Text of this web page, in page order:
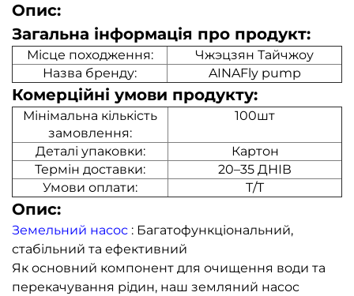
Опис:
Загальна інформація про продукт:
Місце походження:
Чжэцзян Тайчжоу
Назва бренду:
AINAFly pump
Комерційні умови продукту:
Мінімальна кількість
замовлення:
100шт
Деталі упаковки:
Картон
Термін доставки:
20–35 ДНІВ
Умови оплати:
T/T
Опис:
Земельний насос : Багатофункціональний,
стабільний та ефективний
Як основний компонент для очищення води та
перекачування рідин, наш земляний насос